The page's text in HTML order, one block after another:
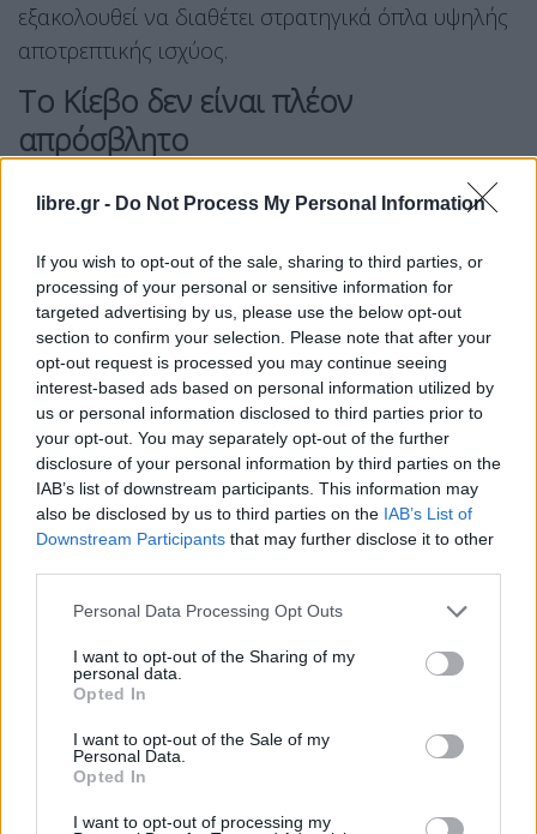
libre.gr - Do Not Process My Personal Information
If you wish to opt-out of the sale, sharing to third parties, or
processing of your personal or sensitive information for
targeted advertising by us, please use the below opt-out
section to confirm your selection. Please note that after your
opt-out request is processed you may continue seeing
interest-based ads based on personal information utilized by
us or personal information disclosed to third parties prior to
your opt-out. You may separately opt-out of the further
disclosure of your personal information by third parties on the
IAB’s list of downstream participants. This information may
also be disclosed by us to third parties on the IAB’s List of
Downstream Participants that may further disclose it to other
Personal Data Processing Opt Outs
I want to opt-out of the Sharing of my
personal data.
Opted In
I want to opt-out of the Sale of my
Personal Data.
Opted In
I want to opt-out of processing my
εξακολουθεί να διαθέτει στρατηγικά όπλα υψηλής
αποτρεπτικής ισχύος.
Το Κίεβο δεν είναι πλέον
απρόσβλητο
επίθεσης αφορά την ίδια την άμυνα του
Κιέβου
Μέχρι πρόσφατα, η ουκρανική πρωτεύουσα
θεωρούνταν από τις πιο καλά προστατευμένες
πόλεις της χώρας χάρη στα δυτικά συστήματα
αεράμυνας και ιδιαίτερα στα αμερικανικά
συστήματαPatriot.
Όμως αυτή τη φορά η εικόνα ήταν τελείως
διαφορετική.
Ουκρανικές στρατιωτικές πηγές παραδέχθηκαν ότι
περάσει την αεράμυνα. Ακόμη πιο ανησυχητικό
ουκρανικής Πολεμικής Αεροπορίας, δεν
καταρρίφθηκε κανένας πύραυλος
«Ζιρκόν», ενώ από τους βαλλιστικούς
«Ισκαντέρ»
αναχαιτίστηκε μόλις ένα μέρος.
Αυτό θεωρείται πλέον σοβαρόκαμπανάκι